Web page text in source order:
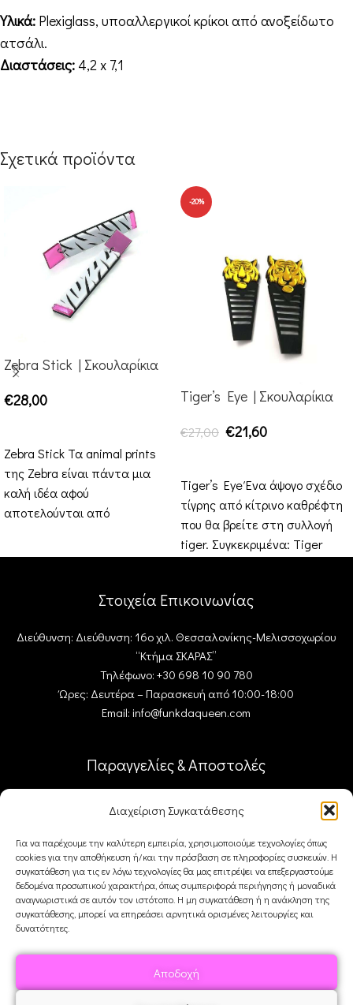
Διαχείριση Συγκατάθεσης
Για να παρέχουμε την καλύτερη εμπειρία, χρησιμοποιούμε τεχνολογίες όπως
cookies για την αποθήκευση ή/και την πρόσβαση σε πληροφορίες συσκευών. Η
συγκατάθεση για τις εν λόγω τεχνολογίες θα μας επιτρέψει να επεξεργαστούμε
δεδομένα προσωπικού χαρακτήρα, όπως συμπεριφορά περιήγησης ή μοναδικά
αναγνωριστικά σε αυτόν τον ιστότοπο. Η μη συγκατάθεση ή η ανάκληση της
συγκατάθεσης, μπορεί να επηρεάσει αρνητικά ορισμένες λειτουργίες και
δυνατότητες.
Αποδοχή
Υλικά: Plexiglass, υποαλλεργικοί κρίκοι από ανοξείδωτο
ατσάλι.
Διαστάσεις: 4,2 x 7,1
Σχετικά προϊόντα
Zebra Stick | Σκουλαρίκια
€28,00
Zebra Stick Τα animal prints
της Zebra είναι πάντα μια
καλή ιδέα αφού
αποτελούνται από
-20%
Tiger’s Eye | Σκουλαρίκια
€27,00 €21,60
Tiger’s Eye Ένα άψογο σχέδιο
τίγρης από κίτρινο καθρέφτη
που θα βρείτε στη συλλογή
tiger. Συγκεκριμένα: Tiger
Στοιχεία Επικοινωνίας
Διεύθυνση: Διεύθυνση: 16ο χιλ. Θεσσαλονίκης-Μελισσοχωρίου
“Κτήμα ΣΚΑΡΑΣ”
Τηλέφωνο: +30 698 10 90 780
Ώρες: Δευτέρα – Παρασκευή από 10:00-18:00
Email: info@funkdaqueen.com
Παραγγελίες & Αποστολές
Καλάθι
Ταμείο
Επικοινωνία
FDQ
Αποστολές & Επιστροφές
Όροι και Προϋποθέσεις